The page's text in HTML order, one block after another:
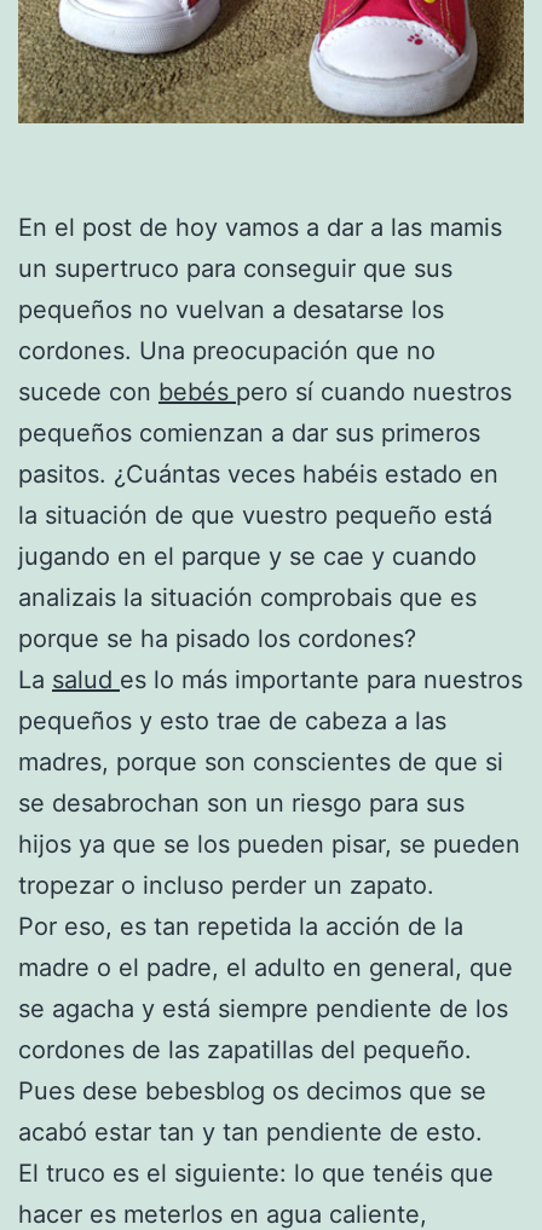
En el post de hoy vamos a dar a las mamis
un supertruco para conseguir que sus
pequeños no vuelvan a desatarse los
cordones. Una preocupación que no
sucede con bebés pero sí cuando nuestros
pequeños comienzan a dar sus primeros
pasitos. ¿Cuántas veces habéis estado en
la situación de que vuestro pequeño está
jugando en el parque y se cae y cuando
analizais la situación comprobais que es
porque se ha pisado los cordones?
La salud es lo más importante para nuestros
pequeños y esto trae de cabeza a las
madres, porque son conscientes de que si
se desabrochan son un riesgo para sus
hijos ya que se los pueden pisar, se pueden
tropezar o incluso perder un zapato.
Por eso, es tan repetida la acción de la
madre o el padre, el adulto en general, que
se agacha y está siempre pendiente de los
cordones de las zapatillas del pequeño.
Pues dese bebesblog os decimos que se
acabó estar tan y tan pendiente de esto.
El truco es el siguiente: lo que tenéis que
hacer es meterlos en agua caliente,